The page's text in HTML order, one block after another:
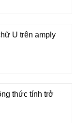
U trên amply
thức tính trở